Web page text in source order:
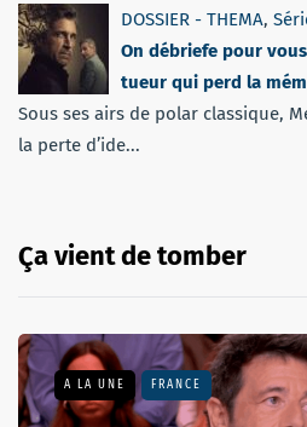
DOSSIER - THEMA,
On débriefe pour
tueur qui perd la
Sous ses airs de polar classique,
la perte d’ide...
Ça vient de tomber
A LA UNE FRANCE